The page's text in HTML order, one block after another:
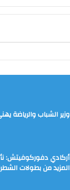
وزير الشباب والرياضة
أركادي دفوركوفيتش:
المزيد من بطولات